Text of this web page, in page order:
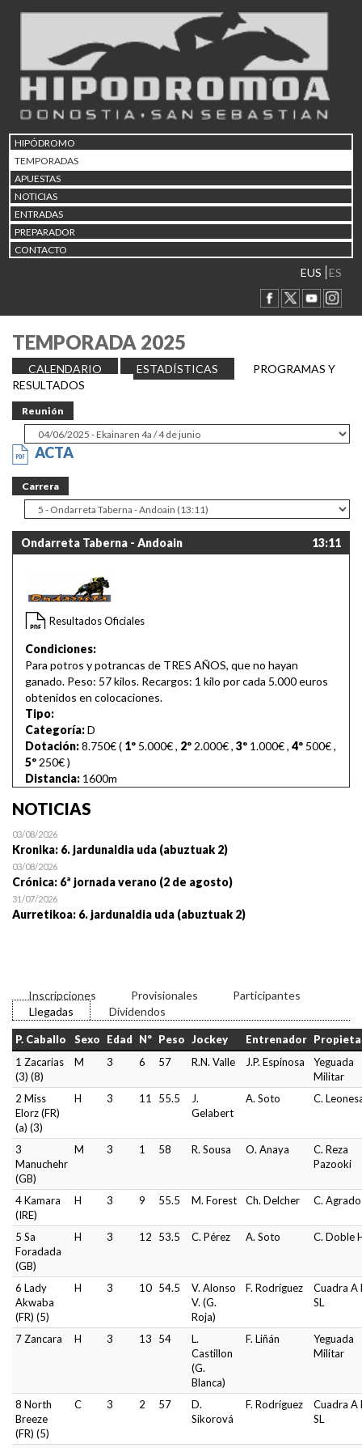
HIPÓDROMO
TEMPORADAS
APUESTAS
NOTICIAS
ENTRADAS
PREPARADOR
CONTACTO
EUS ES
TEMPORADA 2025
CALENDARIO ESTADÍSTICAS
PROGRAMAS Y
RESULTADOS
Reunión
ACTA
Carrera
Ondarreta Taberna - Andoain 13:11
Resultados Oficiales
Condiciones:
Para potros y potrancas de TRES AÑOS, que no hayan
ganado. Peso: 57 kilos. Recargos: 1 kilo por cada 5.000 euros
obtenidos en colocaciones.
Tipo:
Categoría:D
Dotación:8.750€ ( 1º 5.000€, 2º 2.000€, 3º 1.000€, 4º 500€,
5º 250€)
Distancia: 1600m
NOTICIAS
03/08/2026
Kronika: 6. jardunaldia uda (abuztuak 2)
03/08/2026
Crónica: 6ª jornada verano (2 de agosto)
31/07/2026
Aurretikoa: 6. jardunaldia uda (abuztuak 2)
Inscripciones Provisionales
Participantes
Llegadas
Dividendos
P. Caballo Sexo Edad Nº Peso Jockey Entrenador
1 Zacarias
(3) (8)
M 3 6 57 R.N. Valle J.P. Espinosa
Yeguada
Militar
2 Miss
Elorz (FR)
(a) (3)
H 3 11 55.5
J.
Gelabert
A. Soto C.
3
Manuchehr
(GB)
M 3 1 58 R. Sousa O. Anaya
C. Reza
Pazooki
4 Kamara
(IRE)
H 3 9 55.5 M. Forest Ch. Delcher C. Agrado
5 Sa
Foradada
(GB)
H 3 12 53.5 C. Pérez A. Soto C. Doble
6 Lady
Akwaba
(FR) (5)
H 3 10 54.5
V. Alonso
V. (G.
Roja)
F. Rodríguez
Cuadra A
SL
7 Zancara H 3 13 54
L.
Castillon
(G.
Blanca)
F. Liñán
Yeguada
Militar
8 North
Breeze
(FR) (5)
C 3 2 57
D.
Sikorová
F. Rodríguez
Cuadra A
SL